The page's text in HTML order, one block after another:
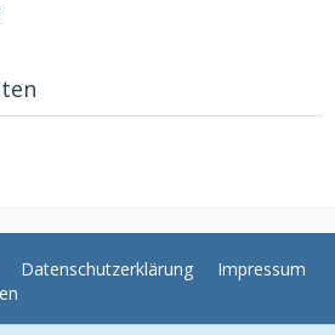
Datenschutzerklärung
Impressum